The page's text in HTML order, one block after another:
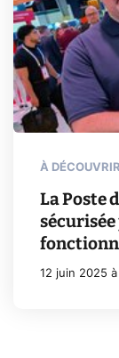
À DÉCOUVRIR
La Poste
12 juin 2025